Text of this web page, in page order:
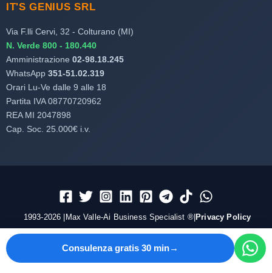
IT'S GENIUS SRL
Via F.lli Cervi, 32 - Colturano (MI)
N. Verde 800 - 180.440
Amministrazione 02-98.18.245
WhatsApp 351-51.02.319
Orari Lu-Ve dalle 9 alle 18
Partita IVA 08770720962
REA MI 2047898
Cap. Soc. 25.000€ i.v.
1993-2026 |Max Valle-Ai Business Specialist ®| Privacy Policy
Consulenza gratis 30 min